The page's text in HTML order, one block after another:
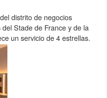
distrito de negocios
Stade de France y de la
un servicio de 4 estrellas.